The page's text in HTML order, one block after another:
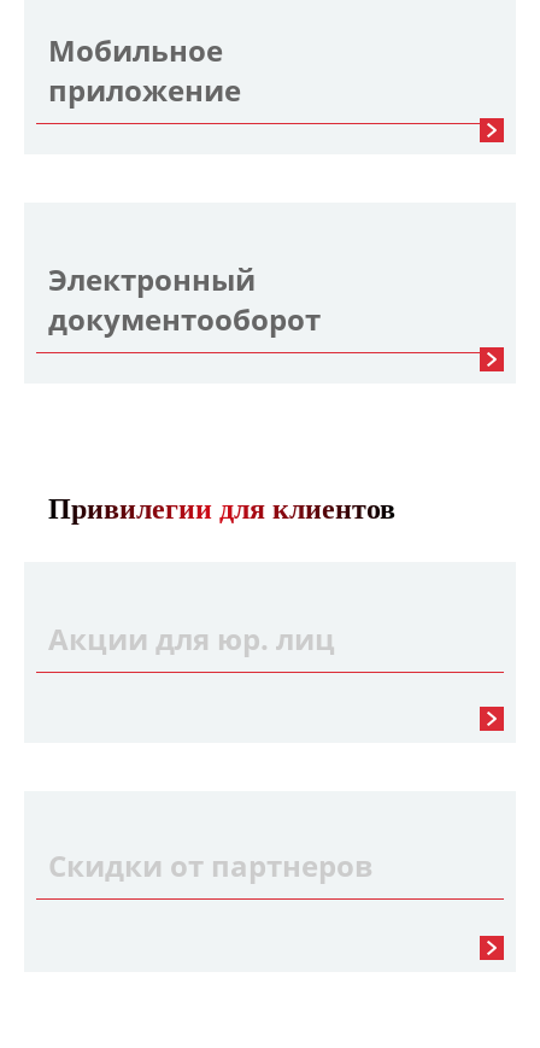
Мобильное
приложение
Электронный
документооборот
Привилегии для клиентов
Акции для юр. лиц
Скидки от партнеров